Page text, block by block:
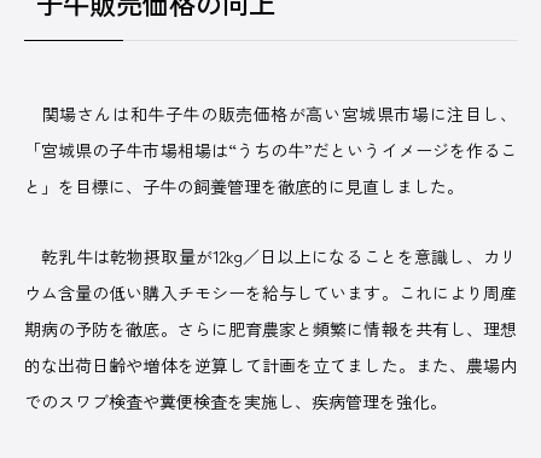
関場さんは和牛子牛の販売価格が高い宮城県市場に注目し、
「宮城県の子牛市場相場は“うちの牛”だというイメージを作るこ
と」を目標に、子牛の飼養管理を徹底的に見直しました。
乾乳牛は乾物摂取量が12kg／日以上になることを意識し、カリ
ウム含量の低い購入チモシーを給与しています。これにより周産
期病の予防を徹底。さらに肥育農家と頻繁に情報を共有し、理想
的な出荷日齢や増体を逆算して計画を立てました。また、農場内
でのスワブ検査や糞便検査を実施し、疾病管理を強化。